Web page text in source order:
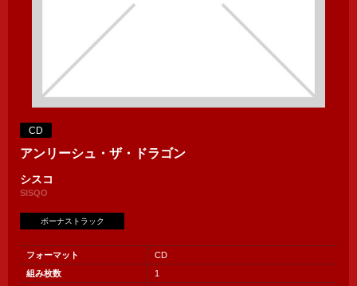
CD
アンリーシュ・ザ・ドラゴン
シスコ
SISQO
ボーナストラック
フォーマット
CD
組み枚数
1